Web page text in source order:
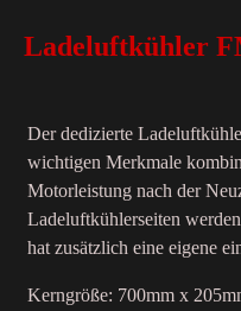
Ladeluftkühler
Der dedizierte
wichtigen Merkmale
Motorleistung nach der
Ladeluftkühlerseiten
hat zusätzlich eine eigene
Kerngröße: 700mm x